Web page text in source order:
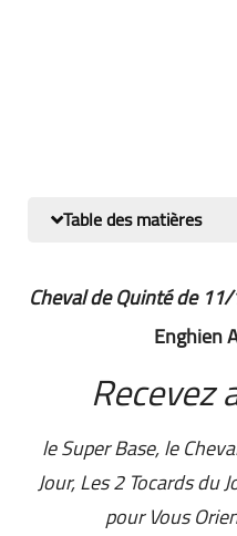
Table des matières
Cheval de Quinté de
Enghien
Recevez
le Super Base, le
Jour, Les 2 Tocards du
pour Vous